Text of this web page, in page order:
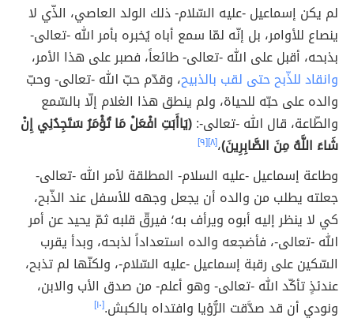
لم يكن إسماعيل -عليه السّلام- ذلك الولد العاصي، الذّي لا
ينصاع للأوامر، بل إنّه لمّا سمع أباه يُخبره بأمر الله -تعالى-
بذبحه، أقبل على الله -تعالى- طائعاً، فصبر على هذا الأمر،
وانقاد للذّبح حتى لقب بالذبيح، وقدّم حبّ الله -تعالى- وحبّ
والده على حبّه للحياة، ولم ينطق هذا الغلام إلّا بالسّمع
والطّاعة، قال الله -تعالى-:(يَاأَبَتِ افْعَلْ مَا تُؤْمَرُ سَتَجِدُنِي إِنْ
شَاءَ اللَّهُ مِنَ الصَّابِرِينَ)،[٨] [٩]
وطاعة إسماعيل -عليه السلام- المطلقة لأمر الله -تعالى-
جعلته يطلب من والده أن يجعل وجهه للأسفل عند الذّبح،
كي لا ينظر إليه أبوه ويرأف به؛ فيرقّ قلبه ثمّ يحيد عن أمر
الله -تعالى-، فأضجعه والده استعداداً لذبحه، وبدأ يقرب
السّكين على رقبة إسماعيل -عليه السّلام-، ولكنّها لم تذبح،
عندئذٍ تأكّد الله -تعالى- وهو أعلم- من صدق الأب والابن،
ونودي أن قد صدَّقت الرُّؤيا وافتداه بالكبش.[١٠]